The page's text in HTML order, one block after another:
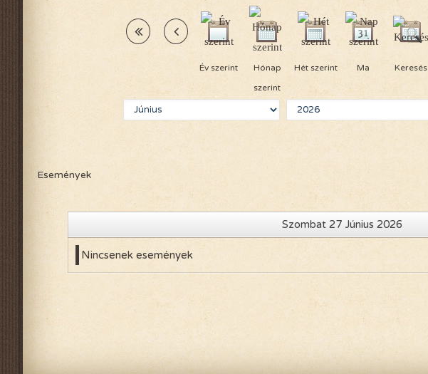
2022-évi események
2019-évi események
2014-évi események
Díszkert
Év szerint
Hónap
szerint
Hét szerint Ma Keresés
Események
Szombat 27 Június 2026
Nincsenek események